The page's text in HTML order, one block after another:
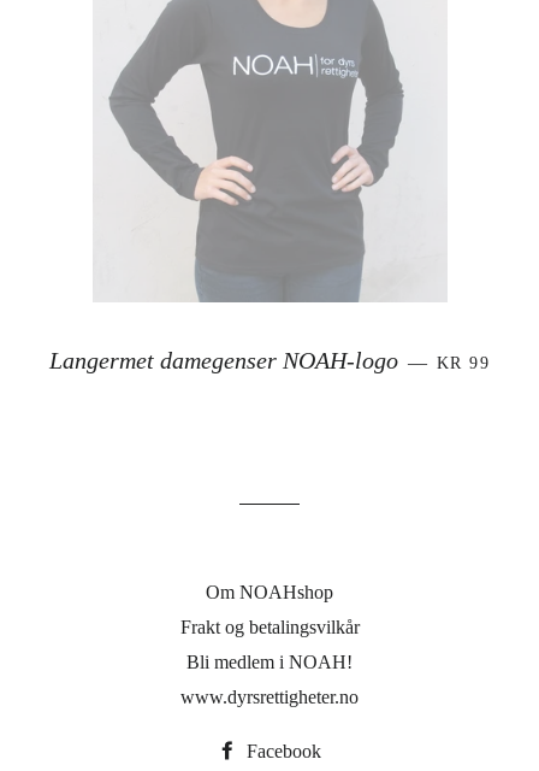
Langermet damegenser NOAH-logo — KR 99
Om NOAHshop
Frakt og betalingsvilkår
Bli medlem i NOAH!
www.dyrsrettigheter.no
Facebook